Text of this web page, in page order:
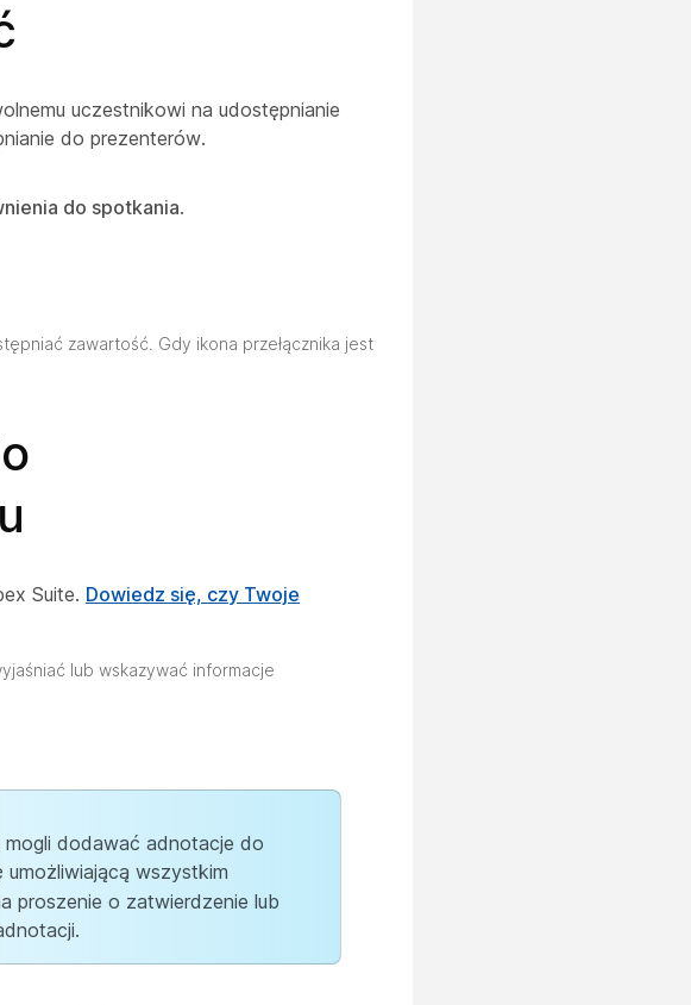
uczestnikowi na udostępnianie
do prezenterów.
do spotkania.
zawartość. Gdy ikona przełącznika jest
Suite. Dowiedz się, czy Twoje
lub wskazywać informacje
dodawać adnotacje do
umożliwiającą wszystkim
proszenie o zatwierdzenie lub